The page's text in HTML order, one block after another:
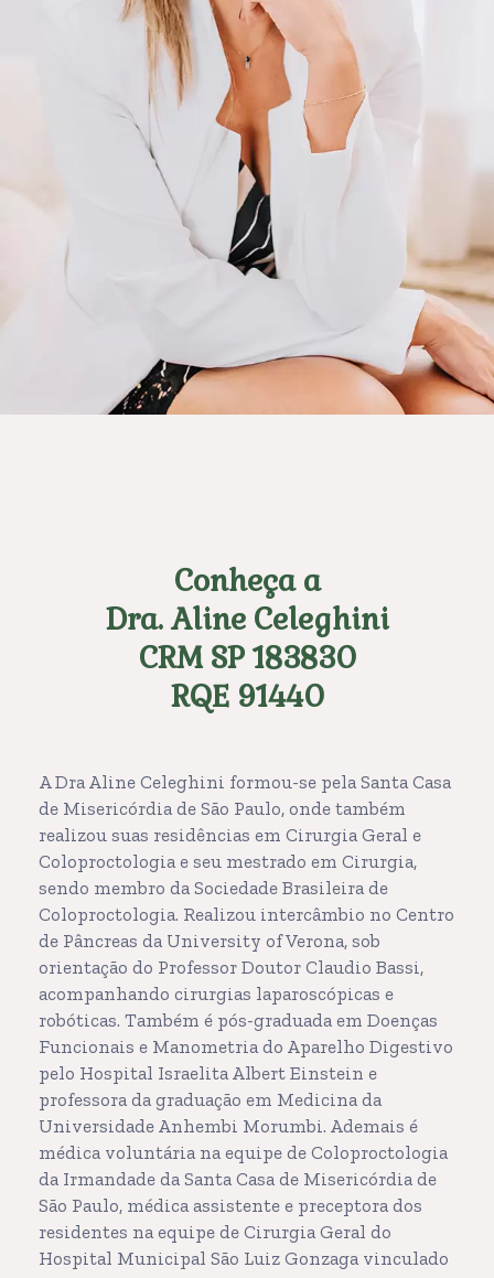
Conheça a
Dra. Aline Celeghini
CRM SP 183830
RQE 91440
A Dra Aline Celeghini formou-se pela Santa Casa
de Misericórdia de São Paulo, onde também
realizou suas residências em Cirurgia Geral e
Coloproctologia e seu mestrado em Cirurgia,
sendo membro da Sociedade Brasileira de
Coloproctologia. Realizou intercâmbio no Centro
de Pâncreas da University of Verona, sob
orientação do Professor Doutor Claudio Bassi,
acompanhando cirurgias laparoscópicas e
robóticas. Também é pós-graduada em Doenças
Funcionais e Manometria do Aparelho Digestivo
pelo Hospital Israelita Albert Einstein e
professora da graduação em Medicina da
Universidade Anhembi Morumbi. Ademais é
médica voluntária na equipe de Coloproctologia
da Irmandade da Santa Casa de Misericórdia de
São Paulo, médica assistente e preceptora dos
residentes na equipe de Cirurgia Geral do
Hospital Municipal São Luiz Gonzaga vinculado